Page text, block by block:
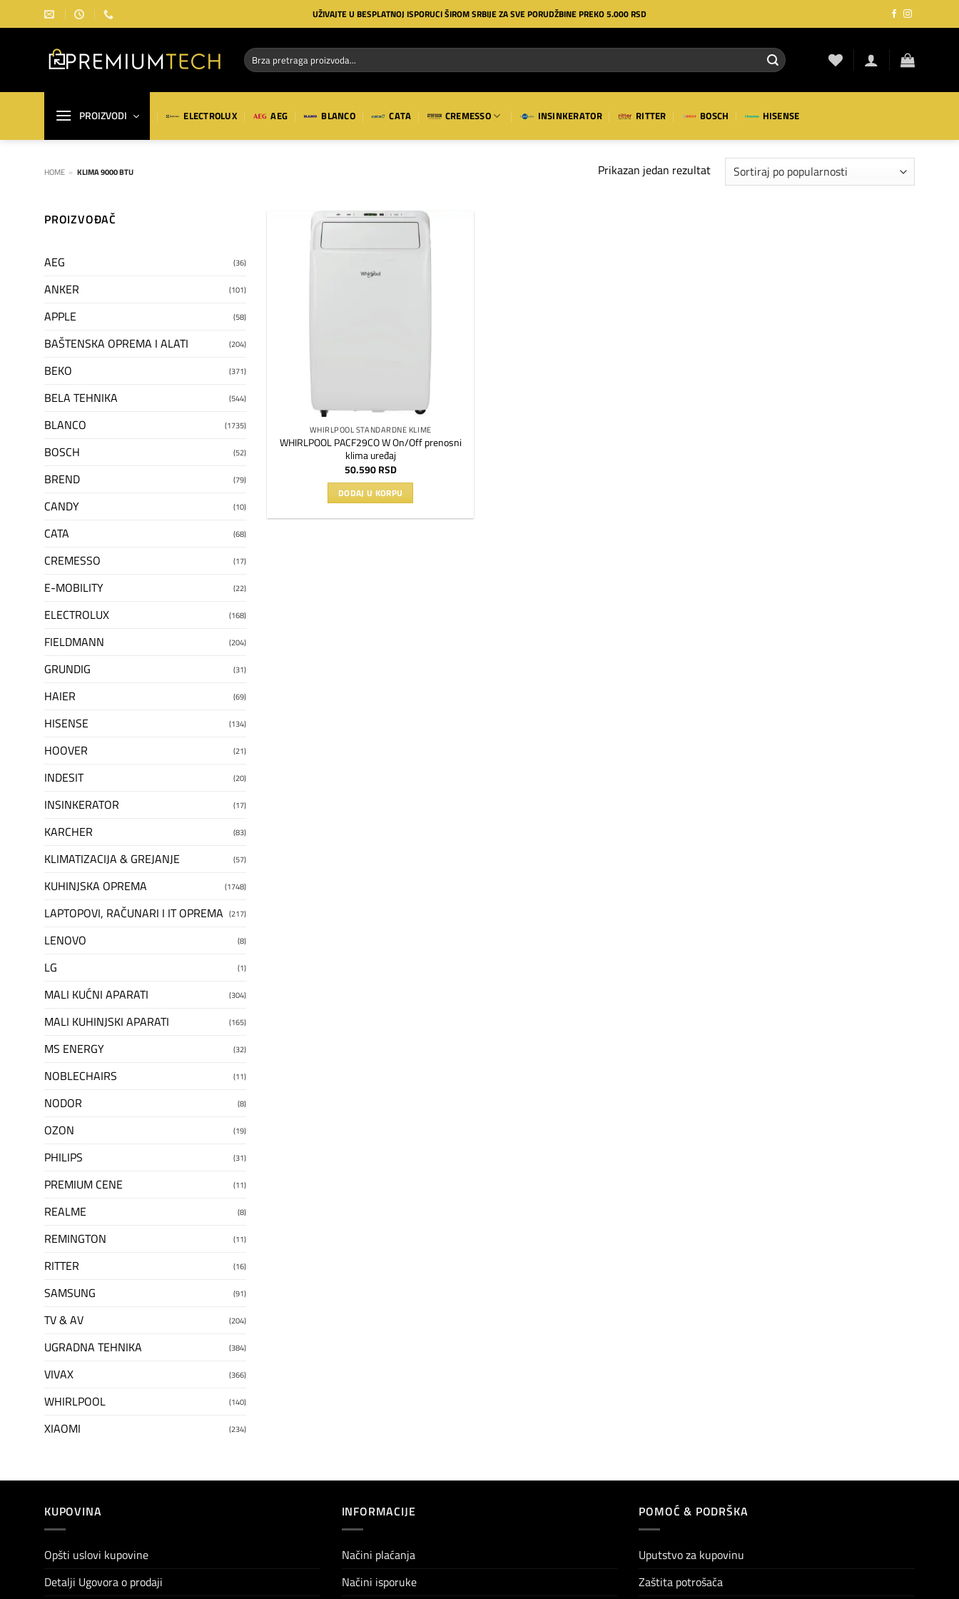
na
UŽIVAJTE U BESPLATNOJ ISPORUCI ŠIROM SRBIJE ZA SVE PORUDŽBINE PREKO 5.000 RSD
Pretraga
za:
PROIZVODI ELECTROLUX AEG BLANCO CATA CREMESSO INSINKERATOR RITTER BOSCH HISENSE
HOME » KLIMA 9000 BTU Prikazan jedan rezultat
PROIZVOĐAČ
AEG (36)
ANKER (101)
APPLE (58)
BAŠTENSKA OPREMA I ALATI (204)
BEKO (371)
BELA TEHNIKA (544)
BLANCO (1735)
BOSCH (52)
BREND (79)
CANDY (10)
CATA (68)
CREMESSO (17)
E-MOBILITY (22)
ELECTROLUX (168)
FIELDMANN (204)
GRUNDIG (31)
HAIER (69)
HISENSE (134)
HOOVER (21)
INDESIT (20)
INSINKERATOR (17)
KARCHER (83)
KLIMATIZACIJA & GREJANJE (57)
KUHINJSKA OPREMA (1748)
LAPTOPOVI, RAČUNARI I IT OPREMA (217)
LENOVO (8)
LG (1)
MALI KUĆNI APARATI (304)
MALI KUHINJSKI APARATI (165)
MS ENERGY (32)
NOBLECHAIRS (11)
NODOR (8)
OZON (19)
PHILIPS (31)
PREMIUM CENE (11)
REALME (8)
REMINGTON (11)
RITTER (16)
SAMSUNG (91)
TV & AV (204)
UGRADNA TEHNIKA (384)
VIVAX (366)
WHIRLPOOL (140)
XIAOMI (234)
WHIRLPOOL STANDARDNE KLIME
WHIRLPOOL PACF29CO W On/Off prenosni
klima uređaj
50.590RSD
DODAJ U KORPU
KUPOVINA
Opšti uslovi kupovine
Detalji Ugovora o prodaji
INFORMACIJE
Načini plaćanja
Načini isporuke
POMOĆ & PODRŠKA
Uputstvo za kupovinu
Zaštita potrošača